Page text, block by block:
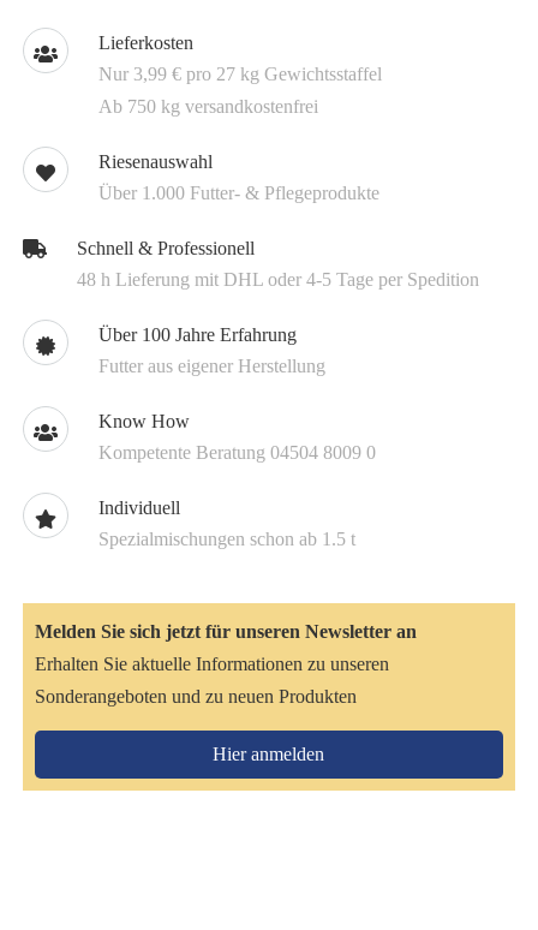
Lieferkosten
Nur 3,99 € pro 27 kg Gewichtsstaffel
Ab 750 kg versandkostenfrei
Riesenauswahl
Über 1.000 Futter- & Pflegeprodukte
Schnell & Professionell
48 h Lieferung mit DHL oder 4-5 Tage per Spedition
Über 100 Jahre Erfahrung
Futter aus eigener Herstellung
Know How
Kompetente Beratung 04504 8009 0
Individuell
Spezialmischungen schon ab 1.5 t
Melden Sie sich jetzt für unseren Newsletter an
Erhalten Sie aktuelle Informationen zu unseren
Sonderangeboten und zu neuen Produkten
Hier anmelden